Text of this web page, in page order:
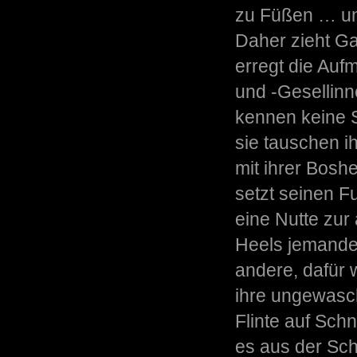
zu Füßen …
Daher zieht
erregt die
und -
kennen keine
sie tauschen
mit ihrer
setzt seinen
eine Nutte zur
Heels
andere, dafür
ihre
Flinte auf
es aus der